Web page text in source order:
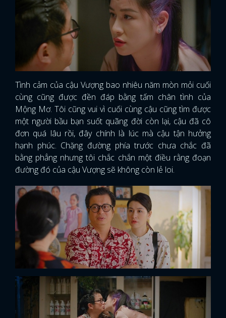
Tình cảm của cậu Vượng bao nhiêu năm mòn mỏi cuối
cùng cũng được đền đáp bằng tấm chân tình của
Mộng Mơ. Tôi cũng vui vì cuối cùng cậu cũng tìm được
một người bầu bạn suốt quãng đời còn lại, cậu đã cô
đơn quá lâu rồi, đây chính là lúc mà cậu tận hưởng
hạnh phúc. Chặng đường phía trước chưa chắc đã
bằng phẳng nhưng tôi chắc chắn một điều rằng đoạn
đường đó của cậu Vượng sẽ không còn lẻ loi.